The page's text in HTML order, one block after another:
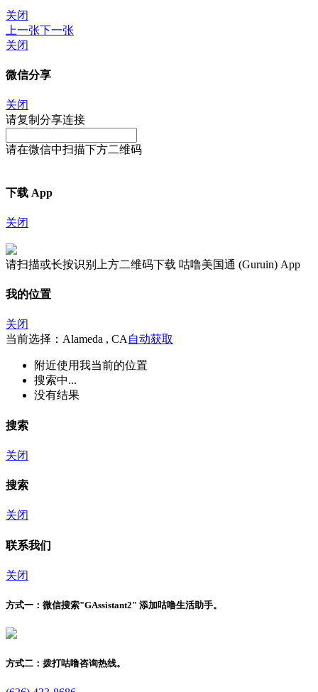
关闭
上一张下一张
关闭
微信分享
关闭
请复制分享连接
请在微信中扫描下方二维码
下载 App
关闭
请扫描或长按识别上方二维码下载 咕噜美国通 (Guruin) App
我的位置
关闭
当前选择：Alameda , CA 自动获取
附近使用我当前的位置
搜索中...
没有结果
搜索
关闭
搜索
关闭
联系我们
关闭
方式一： 微信搜索"GAssistant2" 添加咕噜生活助手。
方式二： 拨打咕噜咨询热线。